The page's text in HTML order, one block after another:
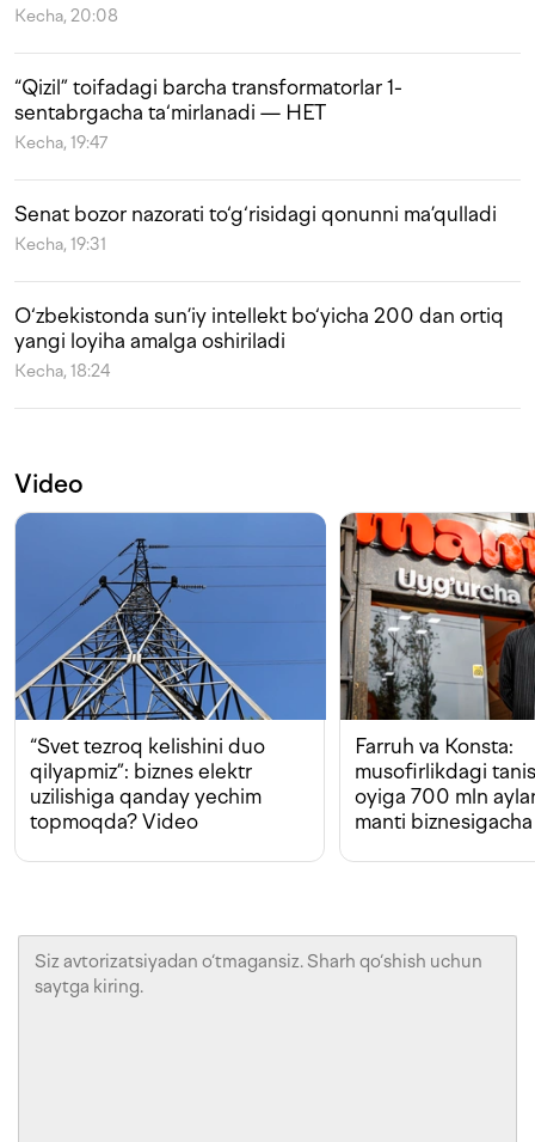
Kecha, 20:08
“Qizil” toifadagi barcha transformatorlar 1-
sentabrgacha ta‘mirlanadi — HET
Kecha, 19:47
Senat bozor nazorati to‘g‘risidagi qonunni ma’qulladi
Kecha, 19:31
O‘zbekistonda sun’iy intellekt bo‘yicha 200 dan ortiq
yangi loyiha amalga oshiriladi
Kecha, 18:24
Video
“Svet tezroq kelishini duo
qilyapmiz”: biznes elektr
uzilishiga qanday yechim
topmoqda? Video
Farruh va Konsta:
musofirlikdagi
oyiga 700 mln
manti biznesigacha